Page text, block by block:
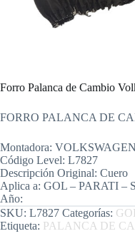
Forro Palanca de Cambio
FORRO PALANCA DE
Montadora: VOLKSWAGEN
Código Level: L7827
Descripción Original: Cuero
Aplica a: GOL – PARATI –
Año:
SKU: L7827 Categorías:
Etiqueta: PALANCA DE